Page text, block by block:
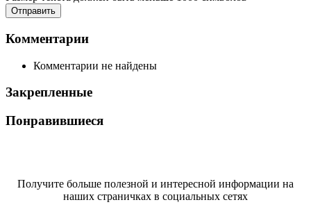
Отправить
Комментарии
Комментарии не найдены
Закрепленные
Понравившиеся
Получите больше полезной и интересной информации на
наших страничках в социальных сетях